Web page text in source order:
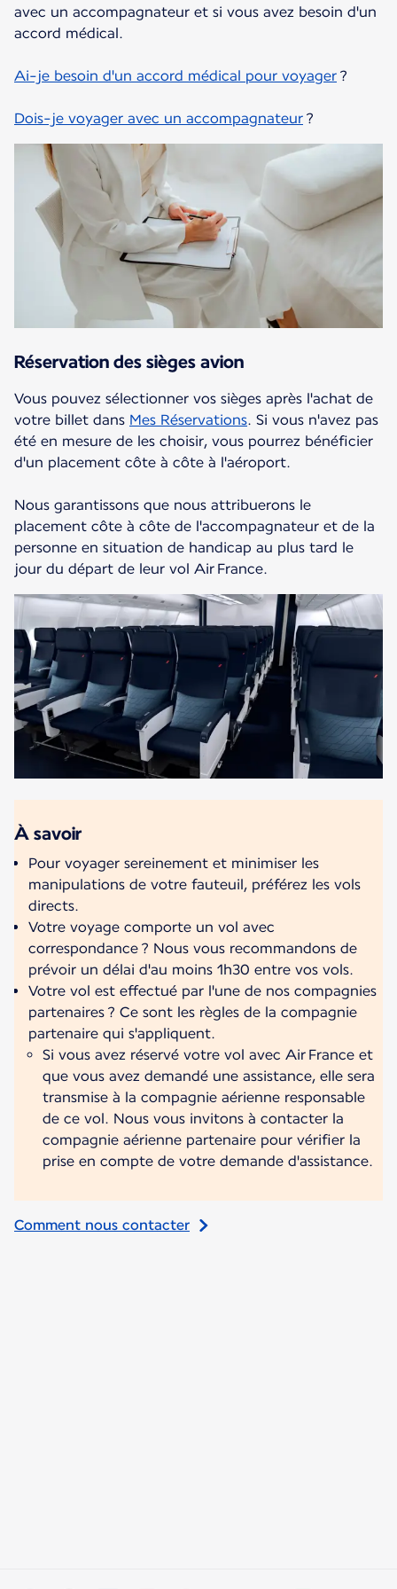
avec un accompagnateur et si vous avez besoin d'un
accord médical.
Ai-je besoin d'un accord médical pour voyager ?
Dois-je voyager avec un accompagnateur ?
Réservation des sièges avion
Vous pouvez sélectionner vos sièges après l'achat de
votre billet dans Mes Réservations. Si vous n'avez pas
été en mesure de les choisir, vous pourrez bénéficier
d'un placement côte à côte à l'aéroport.
Nous garantissons que nous attribuerons le
placement côte à côte de l'accompagnateur et de la
personne en situation de handicap au plus tard le
jour du départ de leur vol Air France.
À savoir
Pour voyager sereinement et minimiser les
manipulations de votre fauteuil, préférez les vols
directs.
Votre voyage comporte un vol avec
correspondance ? Nous vous recommandons de
prévoir un délai d'au moins 1h30 entre vos vols.
Votre vol est effectué par l'une de nos compagnies
partenaires ? Ce sont les règles de la compagnie
partenaire qui s'appliquent.
Si vous avez réservé votre vol avec Air France et
que vous avez demandé une assistance, elle sera
transmise à la compagnie aérienne responsable
de ce vol. Nous vous invitons à contacter la
compagnie aérienne partenaire pour vérifier la
prise en compte de votre demande d'assistance.
Comment nous contacter